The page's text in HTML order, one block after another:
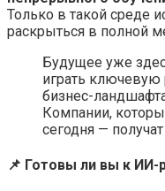
Только в такой среде
раскрыться в полной
Будущее уже
играть
бизнес-
Компании,
сегодня —
📌 Готовы ли вы к